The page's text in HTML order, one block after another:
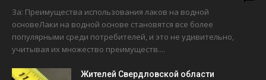
За: Преимущества использования лаков на водной
основеЛаки на водной основе становятся все более
популярными среди потребителей, и это не удивительно,
учитывая их множество преимуществ....
Жителей Свердловской области